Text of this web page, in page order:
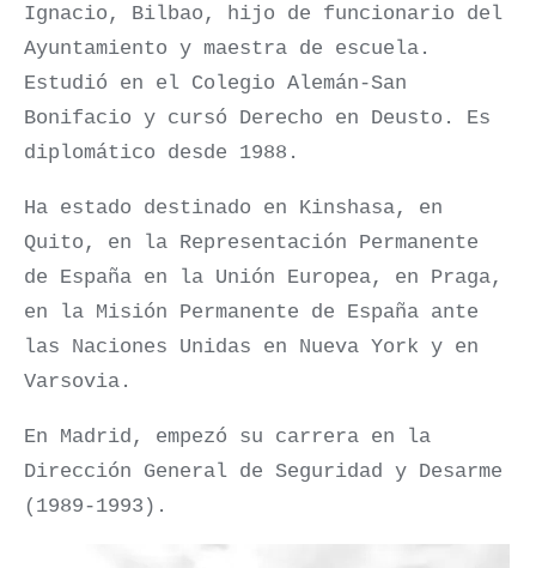
Ignacio, Bilbao, hijo de funcionario del
Ayuntamiento y maestra de escuela.
Estudió en el Colegio Alemán-San
Bonifacio y cursó Derecho en Deusto. Es
diplomático desde 1988.
Ha estado destinado en Kinshasa, en
Quito, en la Representación Permanente
de España en la Unión Europea, en Praga,
en la Misión Permanente de España ante
las Naciones Unidas en Nueva York y en
Varsovia.
En Madrid, empezó su carrera en la
Dirección General de Seguridad y Desarme
(1989-1993).